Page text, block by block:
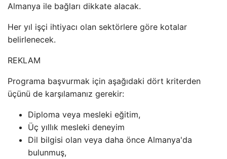
Almanya ile bağları dikkate alacak.
Her yıl işçi ihtiyacı olan sektörlere göre kotalar
belirlenecek.
REKLAM
Programa başvurmak için aşağıdaki dört kriterden
üçünü de karşılamanız gerekir:
Diploma veya mesleki eğitim,
Üç yıllık mesleki deneyim
Dil bilgisi olan veya daha önce Almanya'da
bulunmuş,